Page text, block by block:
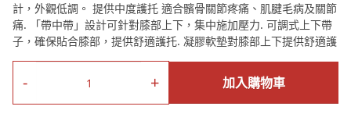
- + 加入購物車
計，外觀低調。 提供中度護托 適合髕骨關節疼痛、肌腱毛病及關節
痛. 「帶中帶」設計可針對膝部上下，集中施加壓力. 可調式上下帶
子，確保貼合膝部，提供舒適護托. 凝膠軟墊對膝部上下提供舒適護
托 透氣、輕巧 輕巧. 開放式設計